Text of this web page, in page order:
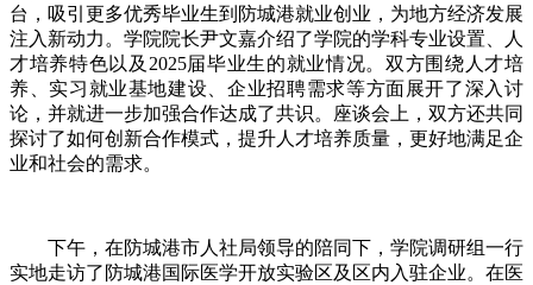
台，吸引更多优秀毕业生到防城港就业创业，为地方经济发展
注入新动力。学院院长尹文嘉介绍了学院的学科专业设置、人
才培养特色以及2025届毕业生的就业情况。双方围绕人才培
养、实习就业基地建设、企业招聘需求等方面展开了深入讨
论，并就进一步加强合作达成了共识。座谈会上，双方还共同
探讨了如何创新合作模式，提升人才培养质量，更好地满足企
业和社会的需求。
下午，在防城港市人社局领导的陪同下，学院调研组一行
实地走访了防城港国际医学开放实验区及区内入驻企业。在医